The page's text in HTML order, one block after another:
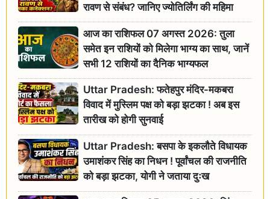
रावण से संबंध? जानिए ज्योतिर्लिंग की महिमा
आज का राशिफल 07 अगस्त 2026: तुला
समेत इन राशियों को मिलेगा भाग्य का साथ, जानें
सभी 12 राशियों का दैनिक भाग्यफल
Uttar Pradesh: फतेहपुर मंदिर-मकबरा
विवाद में मुस्लिम पक्ष को बड़ा झटका ! अब इस
तारीख को होगी सुनवाई
Uttar Pradesh: बसपा के इकलौते विधायक
उमाशंकर सिंह का निधन ! पूर्वांचल की राजनीति
को बड़ा झटका, योगी ने जताया दुःख